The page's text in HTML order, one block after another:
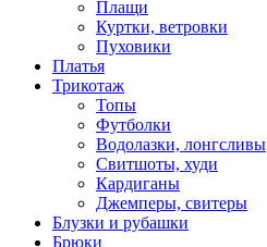
Плащи
Куртки, ветровки
Пуховики
Платья
Трикотаж
Топы
Футболки
Водолазки, лонгсливы
Свитшоты, худи
Кардиганы
Джемперы, свитеры
Блузки и рубашки
Брюки